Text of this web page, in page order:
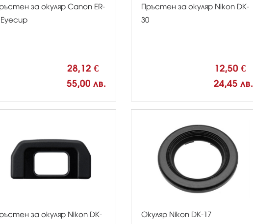
за окуляр Canon ER-
28,12 €
55,00 лв.
Пръстен за окуляр Nikon DK-
30
12,50 €
24,45 лв.
за окуляр Nikon DK-
Окуляр Nikon DK-17